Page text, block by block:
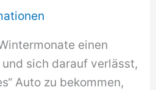
einen
sich darauf verlässt,
Auto zu bekommen,